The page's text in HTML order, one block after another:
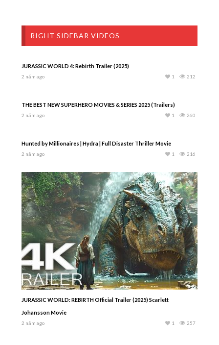
RIGHT SIDEBAR VIDEOS
JURASSIC WORLD 4: Rebirth Trailer (2025)
2 năm ago 212
1
THE BEST NEW SUPERHERO MOVIES & SERIES 2025 (Trailers)
2 năm ago 260
1
Hunted by Millionaires | Hydra | Full Disaster Thriller Movie
2 năm ago 216
1
JURASSIC WORLD: REBIRTH Official Trailer (2025) Scarlett
Johansson Movie
2 năm ago 257
1